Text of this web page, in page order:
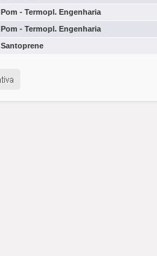
Pom - Termopl. Engenharia
Pom - Termopl. Engenharia
Santoprene